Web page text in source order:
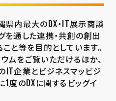
県内最大のDX・IT展示商談
を通した連携・共創の創出
と等を⽬的としています。
ムをご覧いただけるほか、
IT企業とビジネスマッビジ
1度のDXに関するビッグイ